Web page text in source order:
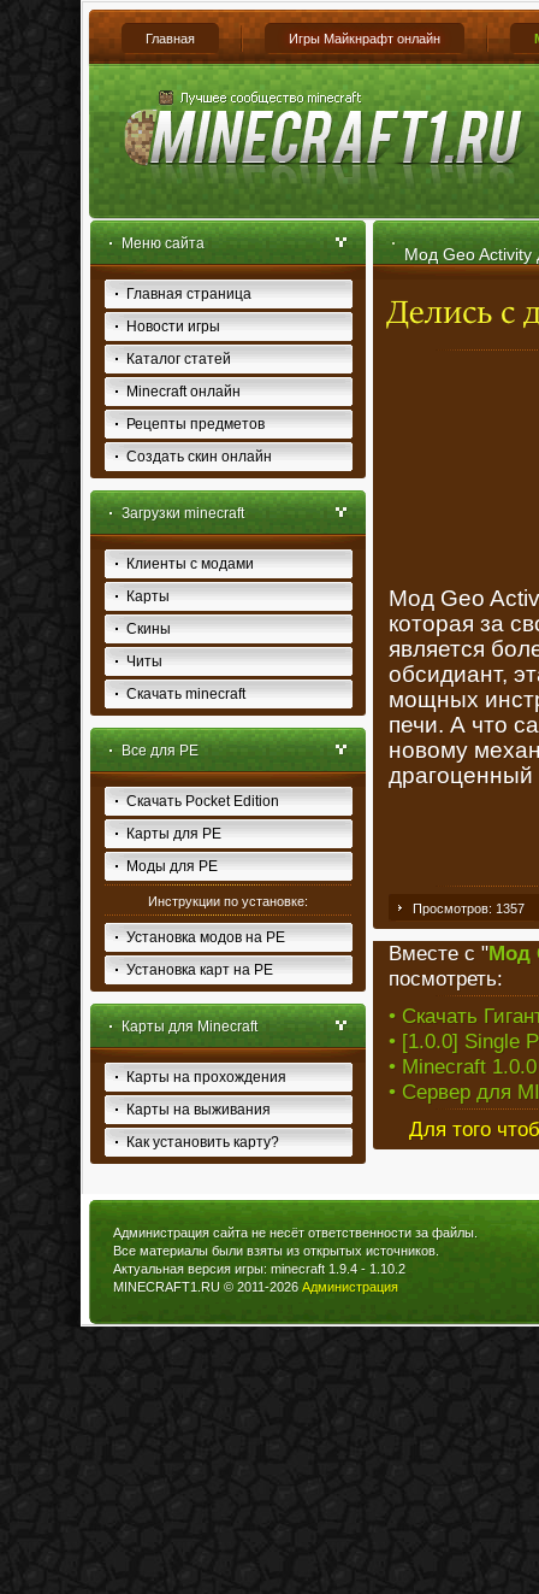
Главная Игры Майкнрафт онлайн
Меню сайта
Главная страница
Новости игры
Каталог статей
Minecraft онлайн
Рецепты предметов
Создать скин онлайн
Загрузки minecraft
Клиенты с модами
Карты
Скины
Читы
Скачать minecraft
Все для PE
Скачать Pocket Edition
Карты для PE
Моды для PE
Инструкции по установке:
Установка модов на PE
Установка карт на PE
Карты для Minecraft
Карты на прохождения
Карты на выживания
Как установить карту?
Мод Geo Activity
Мод Geo
которая за
является
обсидиант,
мощных
печи. А что
новому
драгоценный
Просмотров: 1357
Вместе с "Мод
посмотреть:
• Скачать
• [1.0.0] Single
• Minecraft
• Сервер для
Для того
Администрация сайта не несёт ответственности за файлы.
Все материалы были взяты из открытых источников.
Актуальная версия игры: minecraft 1.9.4 - 1.10.2
MINECRAFT1.RU © 2011-2026 Администрация